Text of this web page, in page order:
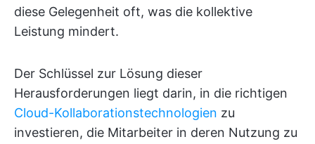
diese Gelegenheit oft, was die kollektive
Leistung mindert.
Der Schlüssel zur Lösung dieser
Herausforderungen liegt darin, in die richtigen
Cloud-Kollaborationstechnologien zu
investieren, die Mitarbeiter in deren Nutzung zu